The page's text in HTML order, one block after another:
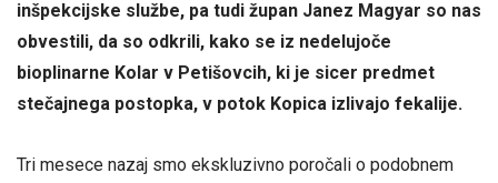
inšpekcijske službe, pa tudi župan Janez Magyar so nas
obvestili, da so odkrili, kako se iz nedelujoče
bioplinarne Kolar v Petišovcih, ki je sicer predmet
stečajnega postopka, v potok Kopica izlivajo fekalije.
Tri mesece nazaj smo ekskluzivno poročali o podobnem